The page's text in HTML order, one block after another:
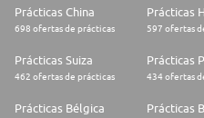
Prácticas China
698 ofertas de prácticas
Prácticas
597 ofertas
Prácticas Suiza
462 ofertas de prácticas
Prácticas
434 ofertas
Prácticas Bélgica Prácticas